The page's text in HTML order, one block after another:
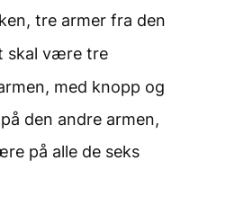
tre armer fra den
skal være tre
med knopp og
den andre armen,
på alle de seks